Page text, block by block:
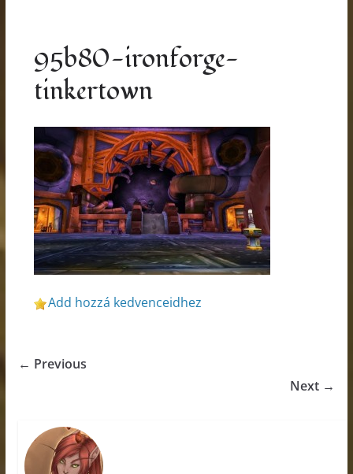
95b80-ironforge-
tinkertown
Add hozzá kedvenceidhez
← Previous
Next →